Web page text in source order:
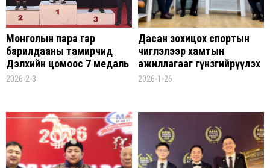
Монголын пара гар
барилдааны тамирчид
Дэлхийн цомоос 7 медаль
хүртлээ
2026-2-3
Дасан зохицох спортын
чиглэлээр хамтын
ажиллагааг гүнзгийрүүлэх
асуудлаар уулзалт зохион
2026-1-26